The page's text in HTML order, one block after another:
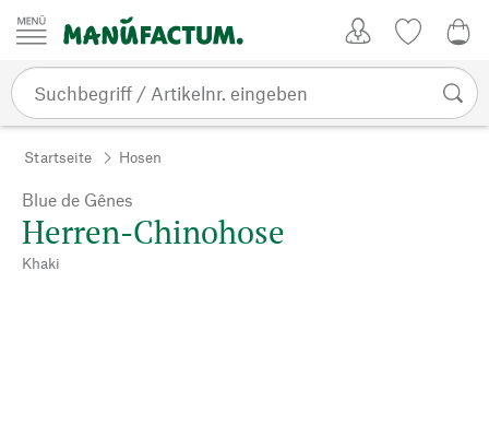
Zum Inhalt springen
Startseite Hosen
Blue de Gênes
Herren-Chinohose
Khaki